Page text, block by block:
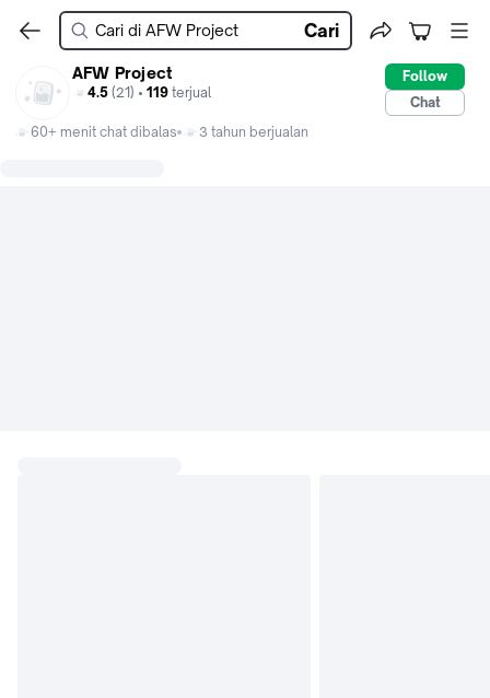
Cari
AFW Project
4.5 (21) • 119 terjual
Follow
Chat
60+ menit chat dibalas
3 tahun berjualan